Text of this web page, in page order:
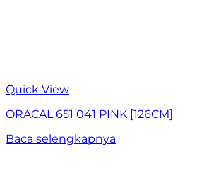
Quick View
ORACAL 651 041 PINK [126CM]
Baca selengkapnya